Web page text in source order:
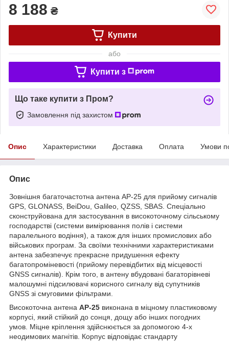
8 188 ₴
Купити
або
Купити з
Що таке купити з Пром?
Замовлення під захистом
Опис Характеристики Доставка Оплата Умови
Опис
Зовнішня багаточастотна антена AР-25 для прийому сигналів
GPS, GLONASS, BeiDou, Galileo, QZSS, SBAS. Спеціально
сконструйована для застосування в високоточному сільському
господарстві (системи вимірювання полів і системи
паралельного водіння), а також для інших промислових або
військових програм. За своїми технічними характеристиками
антена забезпечує прекрасне придушення ефекту
багатопроміневості (прийому перевідбитих від місцевості
GNSS сигналів). Крім того, в антену вбудовані багаторівневі
малошумні підсилювачі корисного сигналу від супутників
GNSS зі смуговими фільтрами.
Високоточна антена AР-25 виконана в міцному пластиковому
корпусі, який стійкий до сонця, дощу або інших погодних
умов. Міцне кріплення здійснюється за допомогою 4-х
неодимових магнітів. Корпус відповідає стандарту